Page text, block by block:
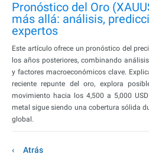
Pronóstico del Oro
más allá: análisis,
expertos
Este artículo ofrece un pronóstico del
los años posteriores, combinando
y factores macroeconómicos clave.
reciente repunte del oro, explora
movimiento hacia los 4,500 a 5,000
metal sigue siendo una cobertura sólida
global.
Atrás